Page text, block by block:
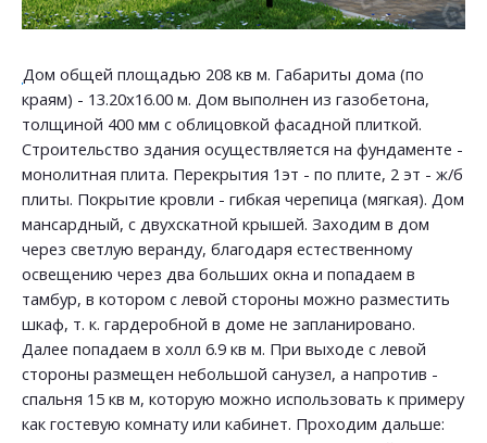
Дом общей площадью 208 кв м. Габариты дома (по
краям) - 13.20х16.00 м. Дом выполнен из газобетона,
толщиной 400 мм с облицовкой фасадной плиткой.
Строительство здания осуществляется на фундаменте -
монолитная плита. Перекрытия 1эт - по плите, 2 эт - ж/б
плиты. Покрытие кровли - гибкая черепица (мягкая). Дом
мансардный, с двухскатной крышей. Заходим в дом
через светлую веранду, благодаря естественному
освещению через два больших окна и попадаем в
тамбур, в котором с левой стороны можно разместить
шкаф, т. к. гардеробной в доме не запланировано.
Далее попадаем в холл 6.9 кв м. При выходе с левой
стороны размещен небольшой санузел, а напротив -
спальня 15 кв м, которую можно использовать к примеру
как гостевую комнату или кабинет. Проходим дальше: